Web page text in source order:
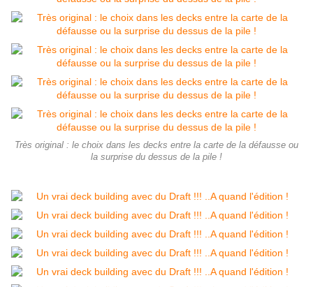
Très original : le choix dans les decks entre la carte de la défausse ou
la surprise du dessus de la pile !